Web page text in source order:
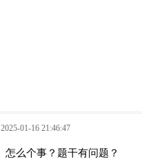
2025-01-16 21:46:47
怎么个事？题干有问题？